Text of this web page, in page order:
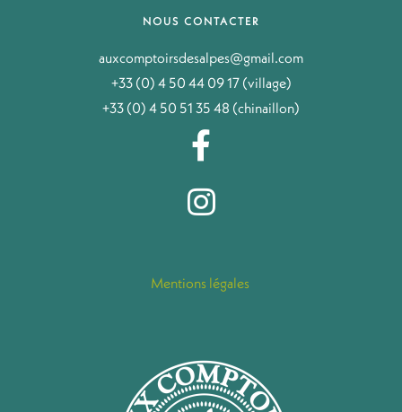
NOUS CONTACTER
auxcomptoirsdesalpes@gmail.com
+33 (0) 4 50 44 09 17 (village)
+33 (0) 4 50 51 35 48 (chinaillon)
Mentions légales